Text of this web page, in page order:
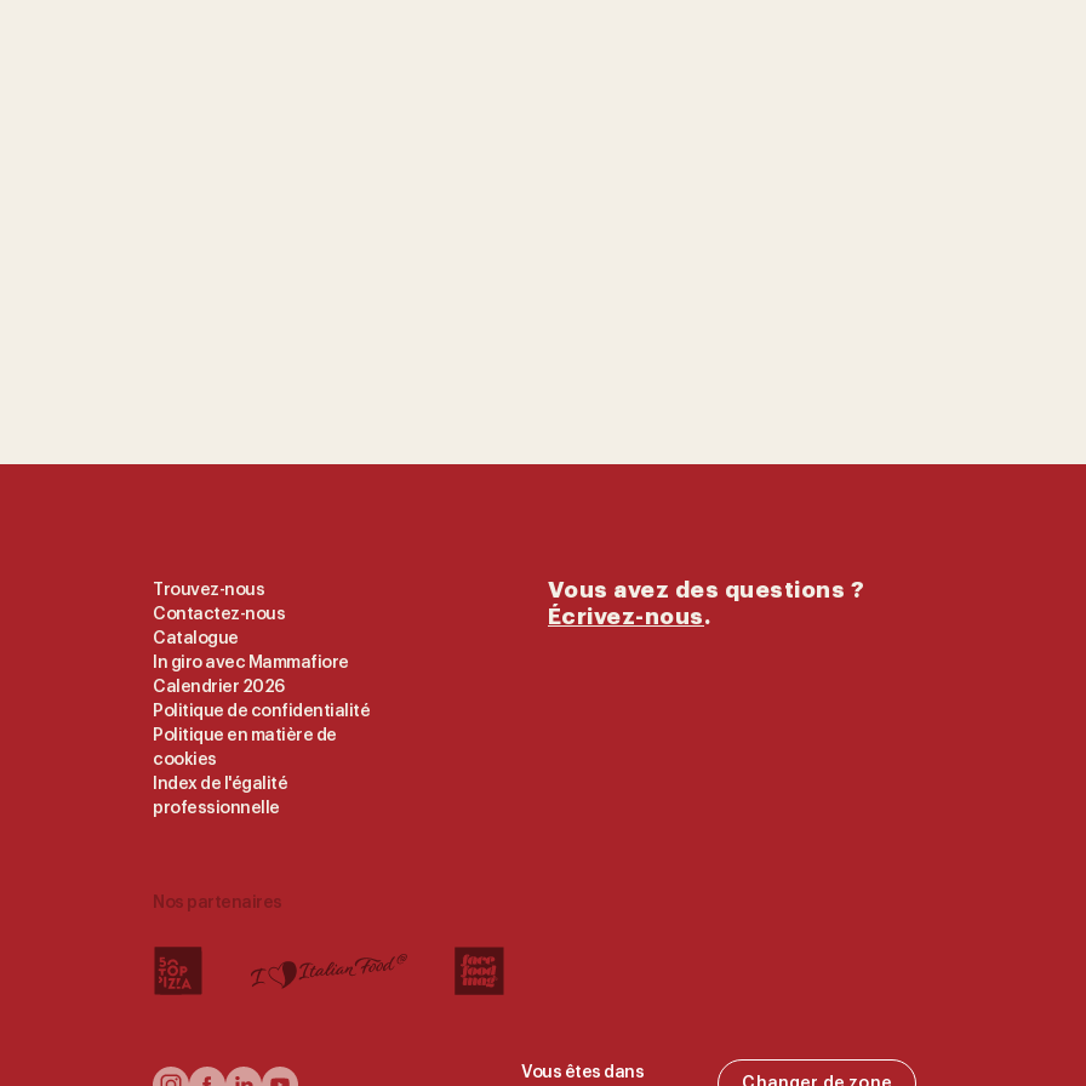
Vous avez des questions ?
Écrivez-nous.
Useful
Links
Trouvez-nous
Contactez-nous
Catalogue
In giro avec Mammafiore
Calendrier 2026
Politique de confidentialité
Politique en matière de
cookies
Index de l'égalité
professionnelle
Nos partenaires
Vous êtes dans